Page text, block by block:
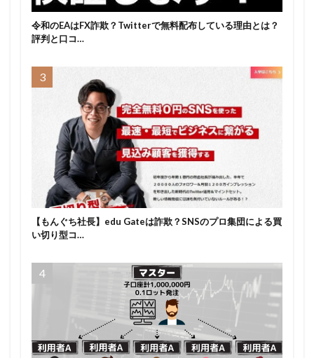
令和のEAはFX詐欺？Twitterで無料配布している理由とは？
評判と口コ…
【もんぐち社長】edu Gateは詐欺？SNSのプロ集団による買
い切り型コ…